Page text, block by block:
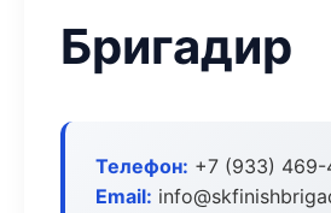
Бригадир
Телефон: +7 (933)
Email: